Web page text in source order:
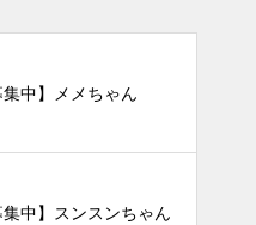
集中】メメちゃん
集中】スンスンちゃん